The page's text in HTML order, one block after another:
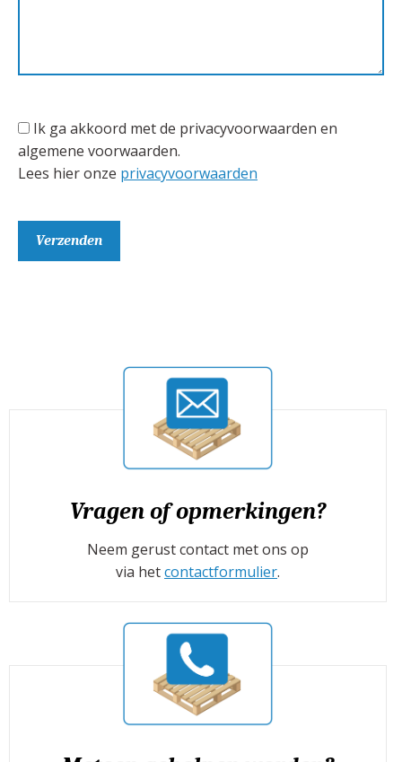
Ik ga akkoord met de privacyvoorwaarden en
algemene voorwaarden.
Lees hier onze privacyvoorwaarden
Vragen of opmerkingen?
Neem gerust contact met ons op
via hetcontactformulier.